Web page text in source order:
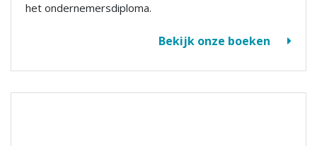
het ondernemersdiploma.
Bekijk onze boeken